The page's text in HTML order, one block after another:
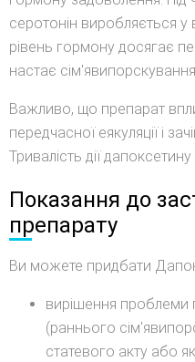
серотонін виробляється у
рівень гормону досягає
настає
Важливо, що препарат
передчасної еякуляції і
Тривалість дії
Показання до
препарату
Ви можете придбати
вирішення проблеми
(раннього
статевого акту або